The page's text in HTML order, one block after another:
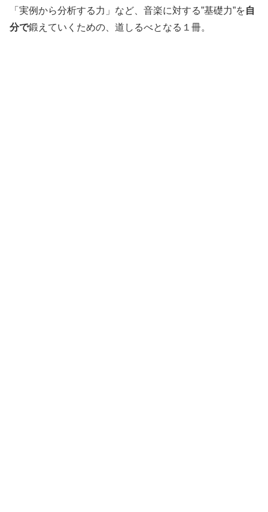
「実例から分析する力」など、音楽に対する”基礎力”を自
分で鍛えていくための、道しるべとなる１冊。